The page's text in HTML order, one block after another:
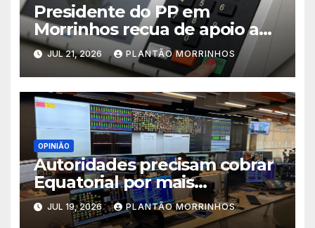
Presidente do PP em
Morrinhos recua de apoio a
Magal e declara aliança com
Terezinha Amaral
JUL 21, 2026 PLANTÃO MORRINHOS
OPINIÃO
Autoridades precisam cobrar
Equatorial por mais
investimentos na rede
elétrica de Morrinhos
JUL 19, 2026 PLANTÃO MORRINHOS